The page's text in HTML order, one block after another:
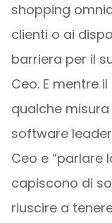
shopping
clienti o ai
barriera per il
Ceo. E mentre
qualche
software
Ceo e “parlare
capiscono di
riuscire a